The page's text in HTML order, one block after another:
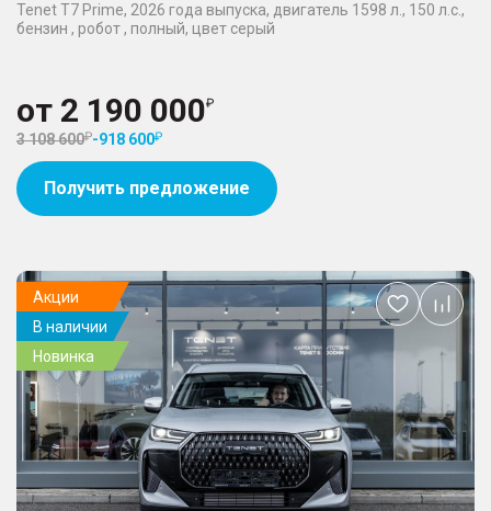
Tenet T7 Prime, 2026 года выпуска, двигатель 1598 л., 150 л.с.,
бензин , робот , полный, цвет серый
от 2 190 000
3 108 600 -918 600
Получить предложение
Акции
В наличии
Новинка
Добавить
в
избранное